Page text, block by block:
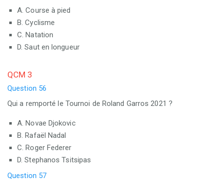
A. Course à pied
B. Cyclisme
C. Natation
D. Saut en longueur
QCM 3
Question 56
Qui a remporté le Tournoi de Roland Garros 2021 ?
A. Novae Djokovic
B. Rafaël Nadal
C. Roger Federer
D. Stephanos Tsitsipas
Question 57